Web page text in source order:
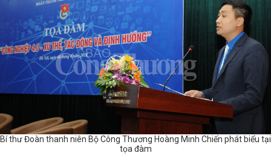
Bí thư Đoàn thanh niên Bộ Công Thương Hoàng Minh Chiến phát biểu tại
tọa đàm